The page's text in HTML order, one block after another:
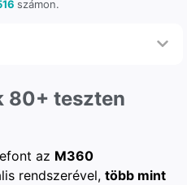
számon.
80+ teszten
az M360
rendszerével, több mint